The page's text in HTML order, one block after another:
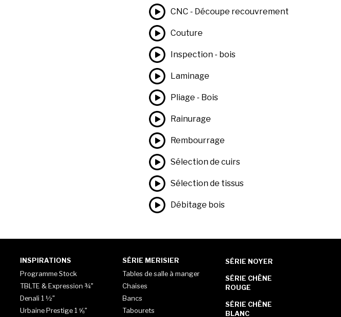
CNC - Découpe recouvrement
Couture
Inspection - bois
Laminage
Pliage - Bois
Rainurage
Rembourrage
Sélection de cuirs
Sélection de tissus
Débitage bois
INSPIRATIONS
Programme Stock
TBLTE & Expression ¾"
Denali 1 ½"
Urbaine Prestige 1 ⅝"
SÉRIE MERISIER
Tables de salle à manger
Chaises
Bancs
Tabourets
SÉRIE NOYER
SÉRIE CHÊNE
ROUGE
SÉRIE CHÊNE
BLANC